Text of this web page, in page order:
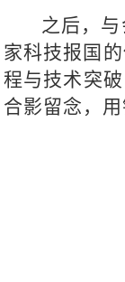
之后，
家科技报国
程与技术突
合影留念，